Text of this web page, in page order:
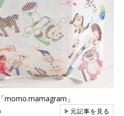
momo.mamagram」
▶元記事を見る